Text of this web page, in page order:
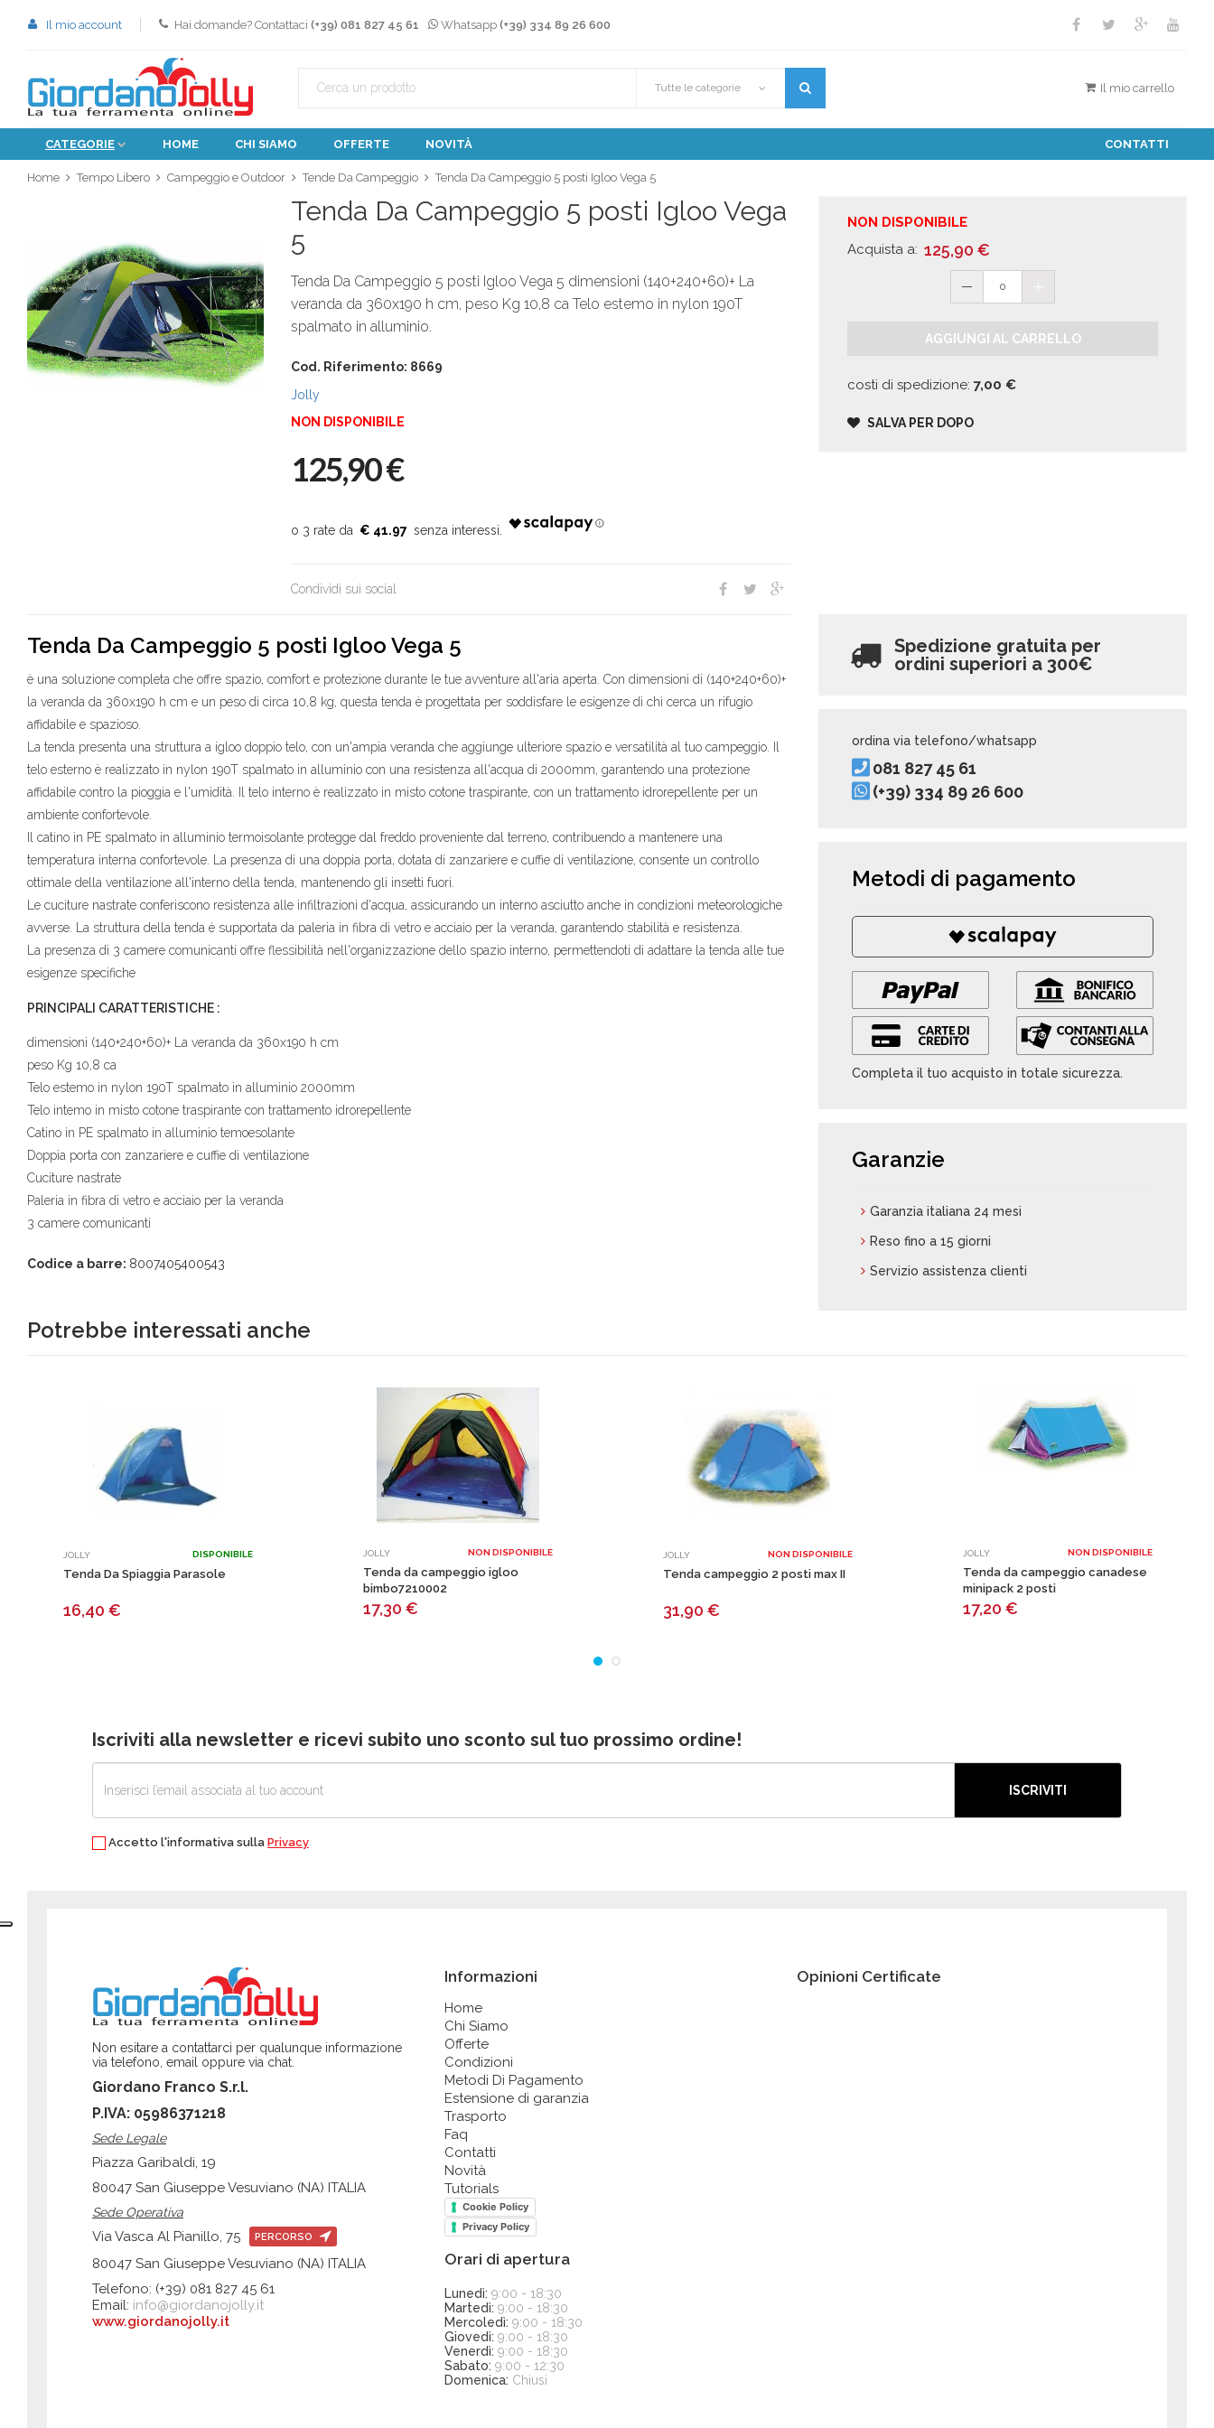
Il mio account Hai domande? Contattaci (+39) 081 827 45 61 Whatsapp (+39) 334 89 26 600
Tutte le categorie Il mio carrello
CATEGORIE HOME CHI SIAMO OFFERTE NOVITÀ CONTATTI
Home Tempo Libero Campeggio e Outdoor Tende Da Campeggio Tenda Da Campeggio 5 posti Igloo Vega 5
Tenda Da Campeggio 5 posti Igloo Vega
5
Tenda Da Campeggio 5 posti Igloo Vega 5 dimensioni (140+240+60)+ La
veranda da 360x190 h cm, peso Kg 10,8 ca Telo estemo in nylon 190T
spalmato in alluminio.
Cod. Riferimento: 8669
Jolly
NON DISPONIBILE
125,90€
€ 41.97
Condividi sui social
NON DISPONIBILE
Acquista a: 125,90 €
0
AGGIUNGI AL CARRELLO
costi di spedizione: 7,00 €
SALVA PER DOPO
Tenda Da Campeggio 5 posti Igloo Vega 5
è una soluzione completa che offre spazio, comfort e protezione durante le tue avventure all'aria aperta. Con dimensioni di (140+240+60)+
la veranda da 360x190 h cm e un peso di circa 10,8 kg, questa tenda è progettata per soddisfare le esigenze di chi cerca un rifugio
affidabile e spazioso.
La tenda presenta una struttura a igloo doppio telo, con un'ampia veranda che aggiunge ulteriore spazio e versatilità al tuo campeggio. Il
telo esterno è realizzato in nylon 190T spalmato in alluminio con una resistenza all'acqua di 2000mm, garantendo una protezione
affidabile contro la pioggia e l'umidità. Il telo interno è realizzato in misto cotone traspirante, con un trattamento idrorepellente per un
ambiente confortevole.
Il catino in PE spalmato in alluminio termoisolante protegge dal freddo proveniente dal terreno, contribuendo a mantenere una
temperatura interna confortevole. La presenza di una doppia porta, dotata di zanzariere e cuffie di ventilazione, consente un controllo
ottimale della ventilazione all'interno della tenda, mantenendo gli insetti fuori.
Le cuciture nastrate conferiscono resistenza alle infiltrazioni d'acqua, assicurando un interno asciutto anche in condizioni meteorologiche
avverse. La struttura della tenda è supportata da paleria in fibra di vetro e acciaio per la veranda, garantendo stabilità e resistenza.
La presenza di 3 camere comunicanti offre flessibilità nell'organizzazione dello spazio interno, permettendoti di adattare la tenda alle tue
esigenze specifiche
PRINCIPALI CARATTERISTICHE :
dimensioni (140+240+60)+ La veranda da 360x190 h cm
peso Kg 10,8 ca
Telo estemo in nylon 190T spalmato in alluminio 2000mm
Telo intemo in misto cotone traspirante con trattamento idrorepellente
Catino in PE spalmato in alluminio temoesolante
Doppia porta con zanzariere e cuffie di ventilazione
Cuciture nastrate
Paleria in fibra di vetro e acciaio per la veranda
3 camere comunicanti
Codice a barre: 8007405400543
Spedizione gratuita per
ordini superiori a 300€
ordina via telefono/whatsapp
081 827 45 61
(+39) 334 89 26 600
Metodi di pagamento
Completa il tuo acquisto in totale sicurezza.
Garanzie
Garanzia italiana 24 mesi
Reso fino a 15 giorni
Servizio assistenza clienti
Potrebbe interessati anche
JOLLY DISPONIBILE
Tenda Da Spiaggia Parasole
16,40 €
JOLLY NON DISPONIBILE
Tenda da campeggio igloo
bimbo7210002
17,30 €
JOLLY NON DISPONIBILE
Tenda campeggio 2 posti max II
31,90 €
JOLLY NON DISPONIBILE
Tenda da campeggio canadese
minipack 2 posti
17,20 €
Iscriviti alla newsletter e ricevi subito uno sconto sul tuo prossimo ordine!
ISCRIVITI
Accetto l'informativa sulla Privacy
Non esitare a contattarci per qualunque informazione
via telefono, email oppure via chat.
Giordano Franco S.r.l.
P.IVA: 05986371218
Sede Legale
Piazza Garibaldi, 19
80047 San Giuseppe Vesuviano (NA) ITALIA
Sede Operativa
Via Vasca Al Pianillo, 75 PERCORSO
80047 San Giuseppe Vesuviano (NA) ITALIA
Telefono: (+39) 081 827 45 61
Email: info@giordanojolly.it
www.giordanojolly.it
Informazioni
Home
Chi Siamo
Offerte
Condizioni
Metodi Di Pagamento
Estensione di garanzia
Trasporto
Faq
Contatti
Novità
Tutorials
Cookie Policy
Privacy Policy
Orari di apertura
Lunedì: 9:00 - 18:30
Martedì: 9:00 - 18:30
Mercoledì: 9:00 - 18:30
Giovedì: 9:00 - 18:30
Venerdì: 9:00 - 18:30
Sabato: 9:00 - 12:30
Domenica: Chiusi
Opinioni Certificate